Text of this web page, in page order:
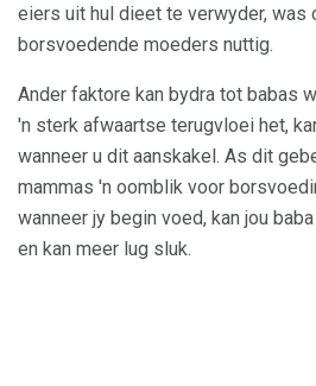
eiers uit hul dieet te verwyder, was
borsvoedende moeders nuttig.
Ander faktore kan bydra tot babas
'n sterk afwaartse terugvloei het,
wanneer u dit aanskakel. As dit
mammas 'n oomblik voor
wanneer jy begin voed, kan jou
en kan meer lug sluk.